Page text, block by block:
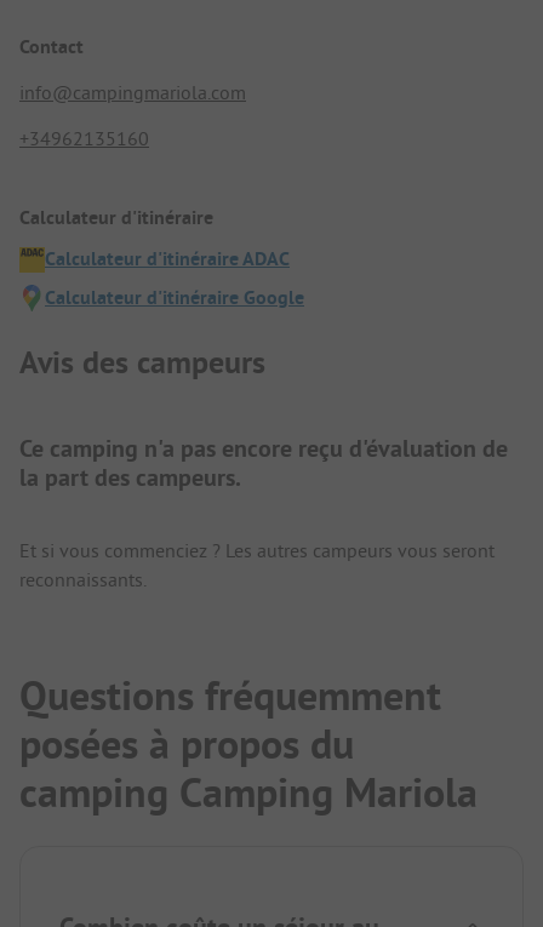
Contact
info@campingmariola.com
+34962135160
Calculateur d'itinéraire
Calculateur d'itinéraire ADAC
Calculateur d'itinéraire Google
Avis des campeurs
Ce camping n'a pas encore reçu d'évaluation de
la part des campeurs.
Et si vous commenciez ? Les autres campeurs vous seront
reconnaissants.
Questions fréquemment
posées à propos du
camping Camping Mariola